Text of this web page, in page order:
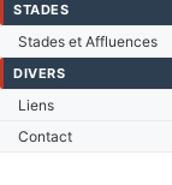
STADES
Stades et Affluences
DIVERS
Liens
Contact